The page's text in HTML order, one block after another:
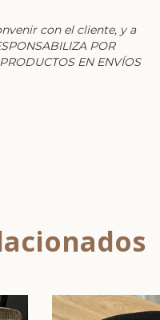
con el cliente, y a
POR
EN ENVÍOS